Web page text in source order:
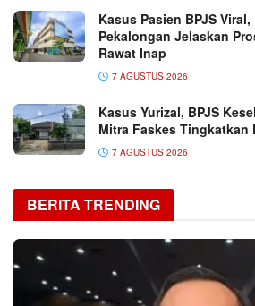
Kasus Pasien BPJS Viral,
Pekalongan Jelaskan
Rawat Inap
7 AGUSTUS 2026
Kasus Yurizal, BPJS
Mitra Faskes Tingkatkan
7 AGUSTUS 2026
BERITA TRENDING